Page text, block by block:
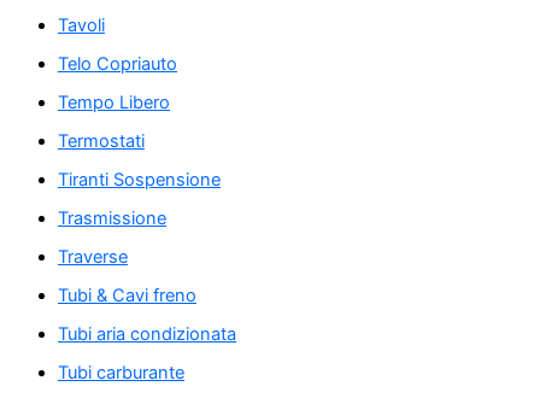
Tavoli
Telo Copriauto
Tempo Libero
Termostati
Tiranti Sospensione
Trasmissione
Traverse
Tubi & Cavi freno
Tubi aria condizionata
Tubi carburante